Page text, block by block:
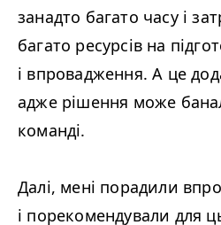
занадто багато часу і
багато ресурсів на
і впровадження. А це
адже рішення може
команді.
Далі, мені порадили
і порекомендували для